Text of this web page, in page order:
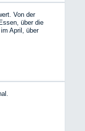
Von der
über die
April, über
und uns
Firma gewählt zu
nach Ende der